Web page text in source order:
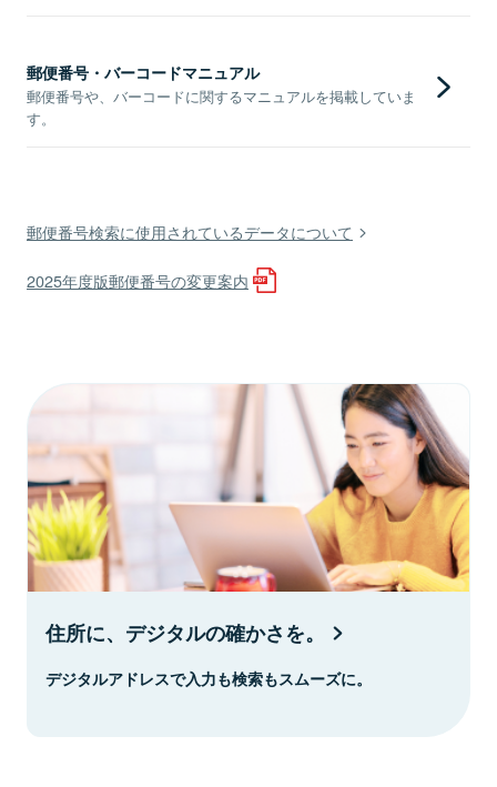
郵便番号・バーコードマニュアル
郵便番号や、バーコードに関するマニュアルを掲載していま
す。
郵便番号検索に使用されているデータについて
2025年度版郵便番号の変更案内
住所に、デジタルの確かさを。
デジタルアドレスで入力も検索もスムーズに。